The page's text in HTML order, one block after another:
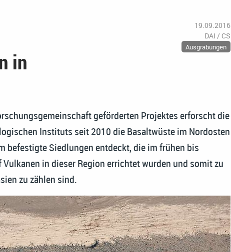
in
19.09.2016
DAI / CS
Ausgrabungen
geförderten Projektes erforscht die
Instituts seit 2010 die Basaltwüste im Nordosten
befestigte Siedlungen entdeckt, die im frühen bis
in dieser Region errichtet wurden und somit zu
zu zählen sind.